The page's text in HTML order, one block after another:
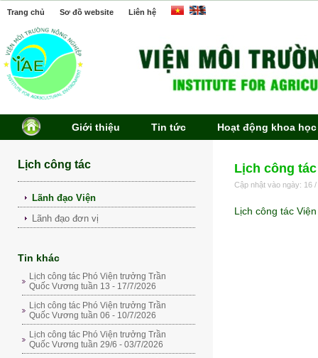
Trang chủ Sơ đồ website Liên hệ
Giới thiệu Tin tức Hoạt động khoa học
Lịch công tác
Lãnh đạo Viện
Lãnh đạo đơn vị
Tin khác
Lịch công tác Phó Viện trưởng Trần
Quốc Vương tuần 13 - 17/7/2026
Lịch công tác Phó Viện trưởng Trần
Quốc Vương tuần 06 - 10/7/2026
Lịch công tác Phó Viện trưởng Trần
Quốc Vương tuần 29/6 - 03/7/2026
Lịch công
Cập nhật vào ngày: 16
Lịch công tác